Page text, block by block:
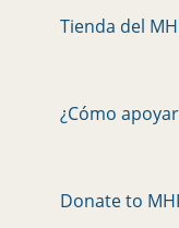
Tienda del
¿Cómo
Donate to